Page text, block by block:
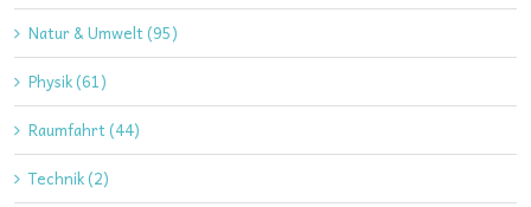
Natur & Umwelt (95)
Physik (61)
Raumfahrt (44)
Technik (2)